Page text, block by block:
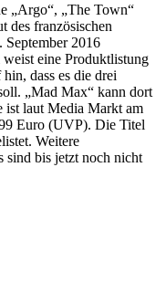
„Argo“, „The Town“
des französischen
2016
eine Produktlistung
dass es die drei
„Mad Max“ kann dort
ist laut Media Markt am
Euro (UVP). Die Titel
Weitere
sind bis jetzt noch nicht